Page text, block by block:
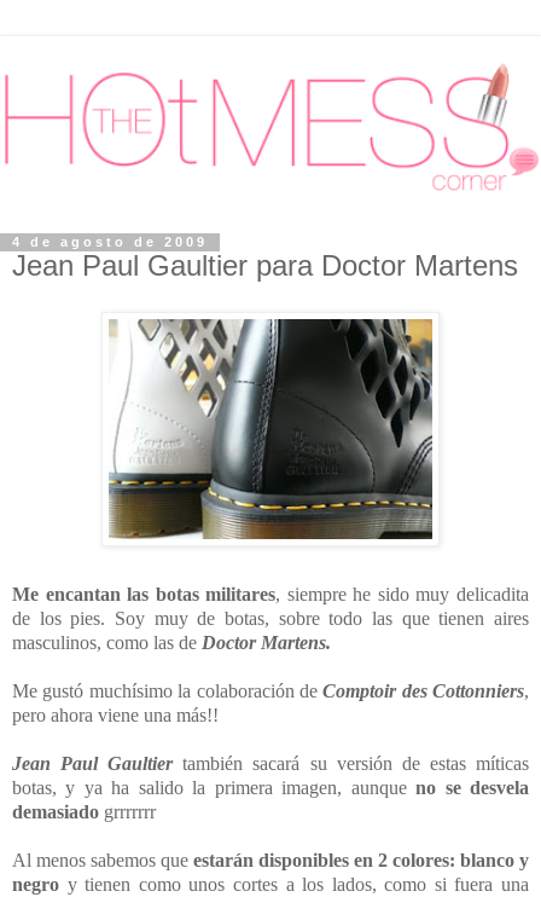
4 de agosto de 2009
Jean Paul Gaultier para Doctor Martens
Me encantan las botas militares, siempre he sido muy delicadita
de los pies. Soy muy de botas, sobre todo las que tienen aires
masculinos, como las de Doctor Martens.
Me gustó muchísimo la colaboración deComptoir des Cottonniers,
pero ahora viene una más!!
Jean Paul Gaultiertambién sacará su versión de estas míticas
botas, y ya ha salido la primera imagen, aunqueno se desvela
demasiado grrrrrrr
Al menos sabemos que estarán disponibles en 2 colores: blanco y
negro y tienen como unos cortes a los lados, como si fuera una